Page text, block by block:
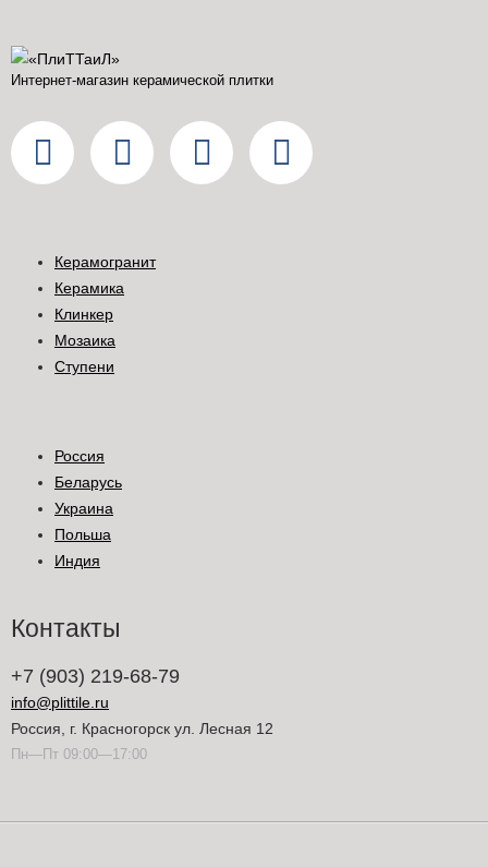
Интернет-магазин керамической плитки
Керамогранит
Керамика
Клинкер
Мозаика
Ступени
Россия
Беларусь
Украина
Польша
Индия
Контакты
+7 (903) 219-68-79
info@plittile.ru
Россия, г. Красногорск ул. Лесная 12
Пн—Пт 09:00—17:00